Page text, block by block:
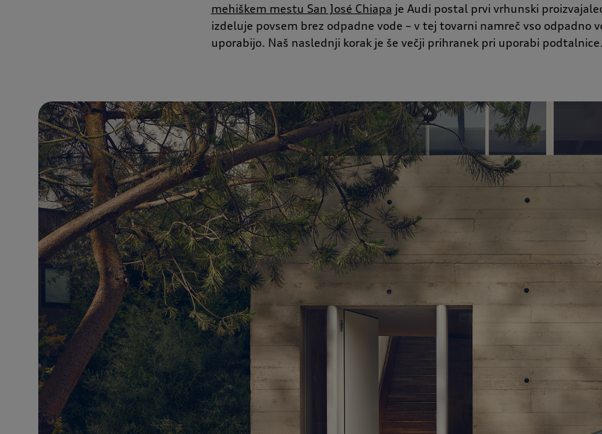
mehiškem mestu San José Chiapa je Audi postal prvi vrhunski
izdeluje povsem brez odpadne vode – v tej tovarni namreč vso odpadno
uporabijo. Naš naslednji korak je še večji prihranek pri uporabi podtalnice.